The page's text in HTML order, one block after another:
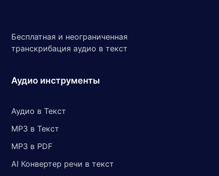
Бесплатная и неограниченная
транскрибация аудио в текст
Аудио инструменты
Аудио в Текст
MP3 в Текст
MP3 в PDF
AI Конвертер речи в текст